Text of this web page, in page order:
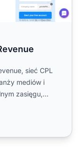
sieć CPL
mediów i
zasięgu,